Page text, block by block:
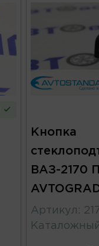
Кнопка
ВАЗ-2170
Артикул :